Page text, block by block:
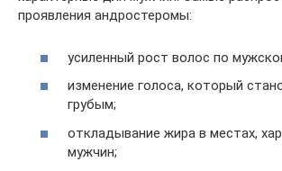
проявления андростеромы:
усиленный рост волос по
изменение голоса, который
грубым;
откладывание жира в местах,
мужчин;